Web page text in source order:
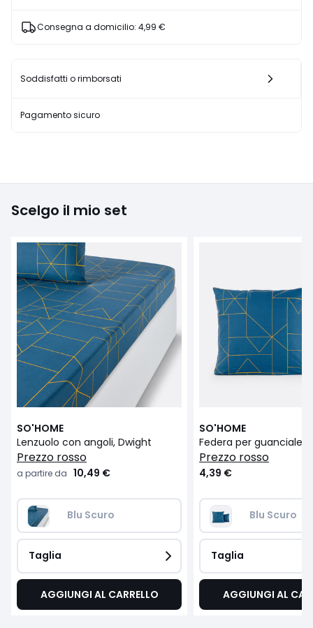
Consegna a domicilio: 4,99 €
Soddisfatti o rimborsati
Pagamento sicuro
Scelgo il mio set
SO'HOME
Lenzuolo con angoli, Dwight
prezzo rosso
a partire da 10,49 €
Blu Scuro
Taglia
AGGIUNGI AL CARRELLO
SO'HOME
Federa per guanciale,
prezzo rosso
4,39 €
Blu Scuro
Taglia
AGGIUNGI AL